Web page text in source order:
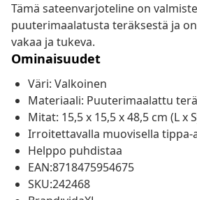
Tämä sateenvarjoteline on
puuterimaalatusta teräksestä ja
vakaa ja tukeva.
Ominaisuudet
Väri: Valkoinen
Materiaali: Puuterimaalattu
Mitat: 15,5 x 15,5 x 48,5 cm (L x
Irroitettavalla muovisella tippa-
Helppo puhdistaa
EAN:8718475954675
SKU:242468